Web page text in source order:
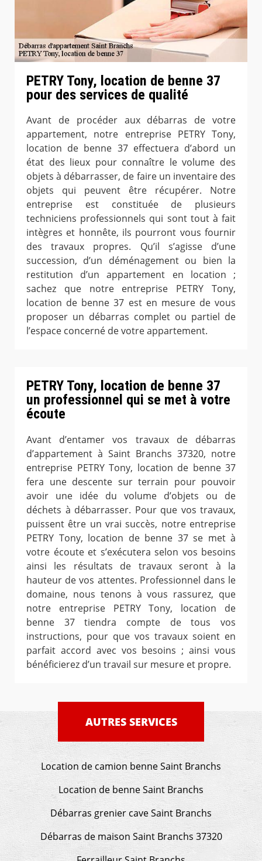
PETRY Tony, location de benne 37
pour des services de qualité
Avant de procéder aux débarras de votre
appartement, notre entreprise PETRY Tony,
location de benne 37 effectuera d’abord un
état des lieux pour connaître le volume des
objets à débarrasser, de faire un inventaire des
objets qui peuvent être récupérer. Notre
entreprise est constituée de plusieurs
techniciens professionnels qui sont tout à fait
intègres et honnête, ils pourront vous fournir
des travaux propres. Qu’il s’agisse d’une
succession, d’un déménagement ou bien la
restitution d’un appartement en location ;
sachez que notre entreprise PETRY Tony,
location de benne 37 est en mesure de vous
proposer un débarras complet ou partiel de
l’espace concerné de votre appartement.
PETRY Tony, location de benne 37
un professionnel qui se met à votre
écoute
Avant d’entamer vos travaux de débarras
d’appartement à Saint Branchs 37320, notre
entreprise PETRY Tony, location de benne 37
fera une descente sur terrain pour pouvoir
avoir une idée du volume d’objets ou de
déchets à débarrasser. Pour que vos travaux,
puissent être un vrai succès, notre entreprise
PETRY Tony, location de benne 37 se met à
votre écoute et s’exécutera selon vos besoins
ainsi les résultats de travaux seront à la
hauteur de vos attentes. Professionnel dans le
domaine, nous tenons à vous rassurez, que
notre entreprise PETRY Tony, location de
benne 37 tiendra compte de tous vos
instructions, pour que vos travaux soient en
parfait accord avec vos besoins ; ainsi vous
bénéficierez d’un travail sur mesure et propre.
AUTRES SERVICES
Location de camion benne Saint Branchs
Location de benne Saint Branchs
Débarras grenier cave Saint Branchs
Débarras de maison Saint Branchs 37320